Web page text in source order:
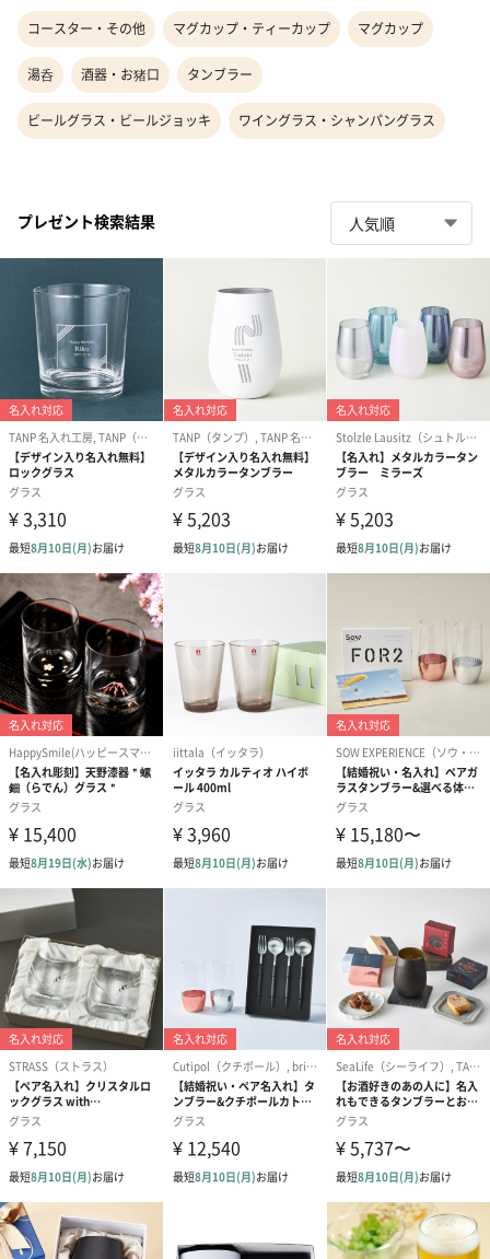
コースター・その他 マグカップ・ティーカップ マグカップ
湯呑 酒器・お猪口 タンブラー
ビールグラス・ビールジョッキ ワイングラス・シャンパングラス
プレゼント検索結果